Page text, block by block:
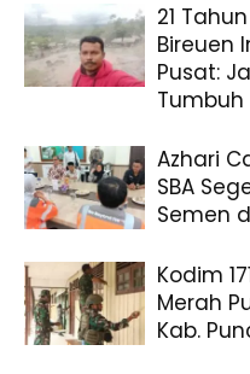
21
Bireuen
Pusat:
Tumbuh
Azhari
SBA
Semen
Kodim
Merah
Kab.